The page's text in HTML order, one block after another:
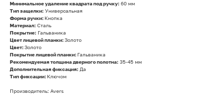
Минимальное удаление квадрата под ручку: 60 мм
Тип защелки: Универсальная
Форма ручки: Кнопка
Материал: Сталь
Покрытие: Гальваника
Цвет лицевой планки: Золото
Цвет: Золото
Покрытие лицевой планки: Гальваника
Рекомендуемая толщина дверного полотна: 35-45 мм
Дополнительная фиксация: Да
Тип фиксации: Ключом
Производитель: Avers